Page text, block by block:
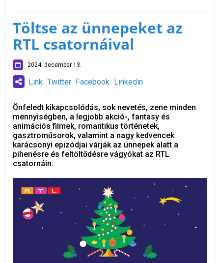
Töltse az ünnepeket az
RTL csatornáival
2024. december 13.
Link Twitter Facebook Linkedin
Önfeledt kikapcsolódás, sok nevetés, zene minden
mennyiségben, a legjobb akció-, fantasy és
animációs filmek, romantikus történetek,
gasztroműsorok, valamint a nagy kedvencek
karácsonyi epizódjai várják az ünnepek alatt a
pihenésre és feltöltődésre vágyókat az RTL
csatornáin.